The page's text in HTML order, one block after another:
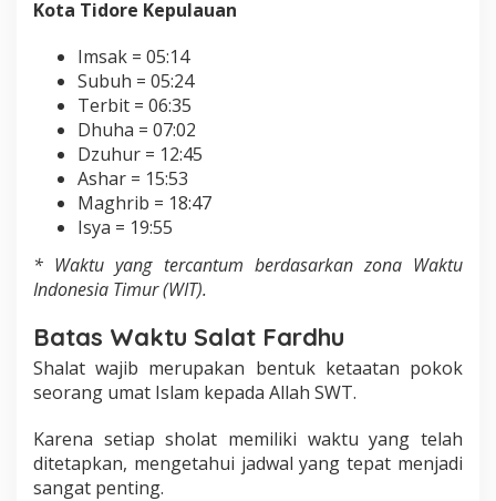
Kota Tidore Kepulauan
Imsak = 05:14
Subuh = 05:24
Terbit = 06:35
Dhuha = 07:02
Dzuhur = 12:45
Ashar = 15:53
Maghrib = 18:47
Isya = 19:55
* Waktu yang tercantum berdasarkan zona Waktu
Indonesia Timur (WIT).
Batas Waktu Salat Fardhu
Shalat wajib merupakan bentuk ketaatan pokok
seorang umat Islam kepada Allah SWT.
Karena setiap sholat memiliki waktu yang telah
ditetapkan, mengetahui jadwal yang tepat menjadi
sangat penting.